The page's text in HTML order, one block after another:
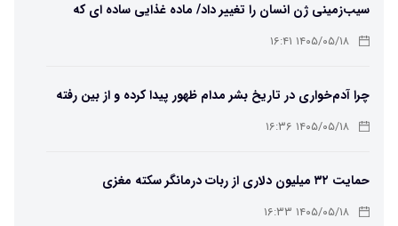
سیب‌زمینی ژن انسان را تغییر داد/ ماده غذایی ساده ای که
مسیر تکامل را عوض کرد!
۱۴۰۵/۰۵/۱۸ ۱۶:۴۱
چرا آدم‌خواری در تاریخ بشر مدام ظهور پیدا کرده و از بین رفته
است؟۱۴۰۵/۰۵/۱۸ ۱۶:۳۶
حمایت ۳۲ میلیون دلاری از ربات درمانگر سکته مغزی
۱۴۰۵/۰۵/۱۸ ۱۶:۳۳